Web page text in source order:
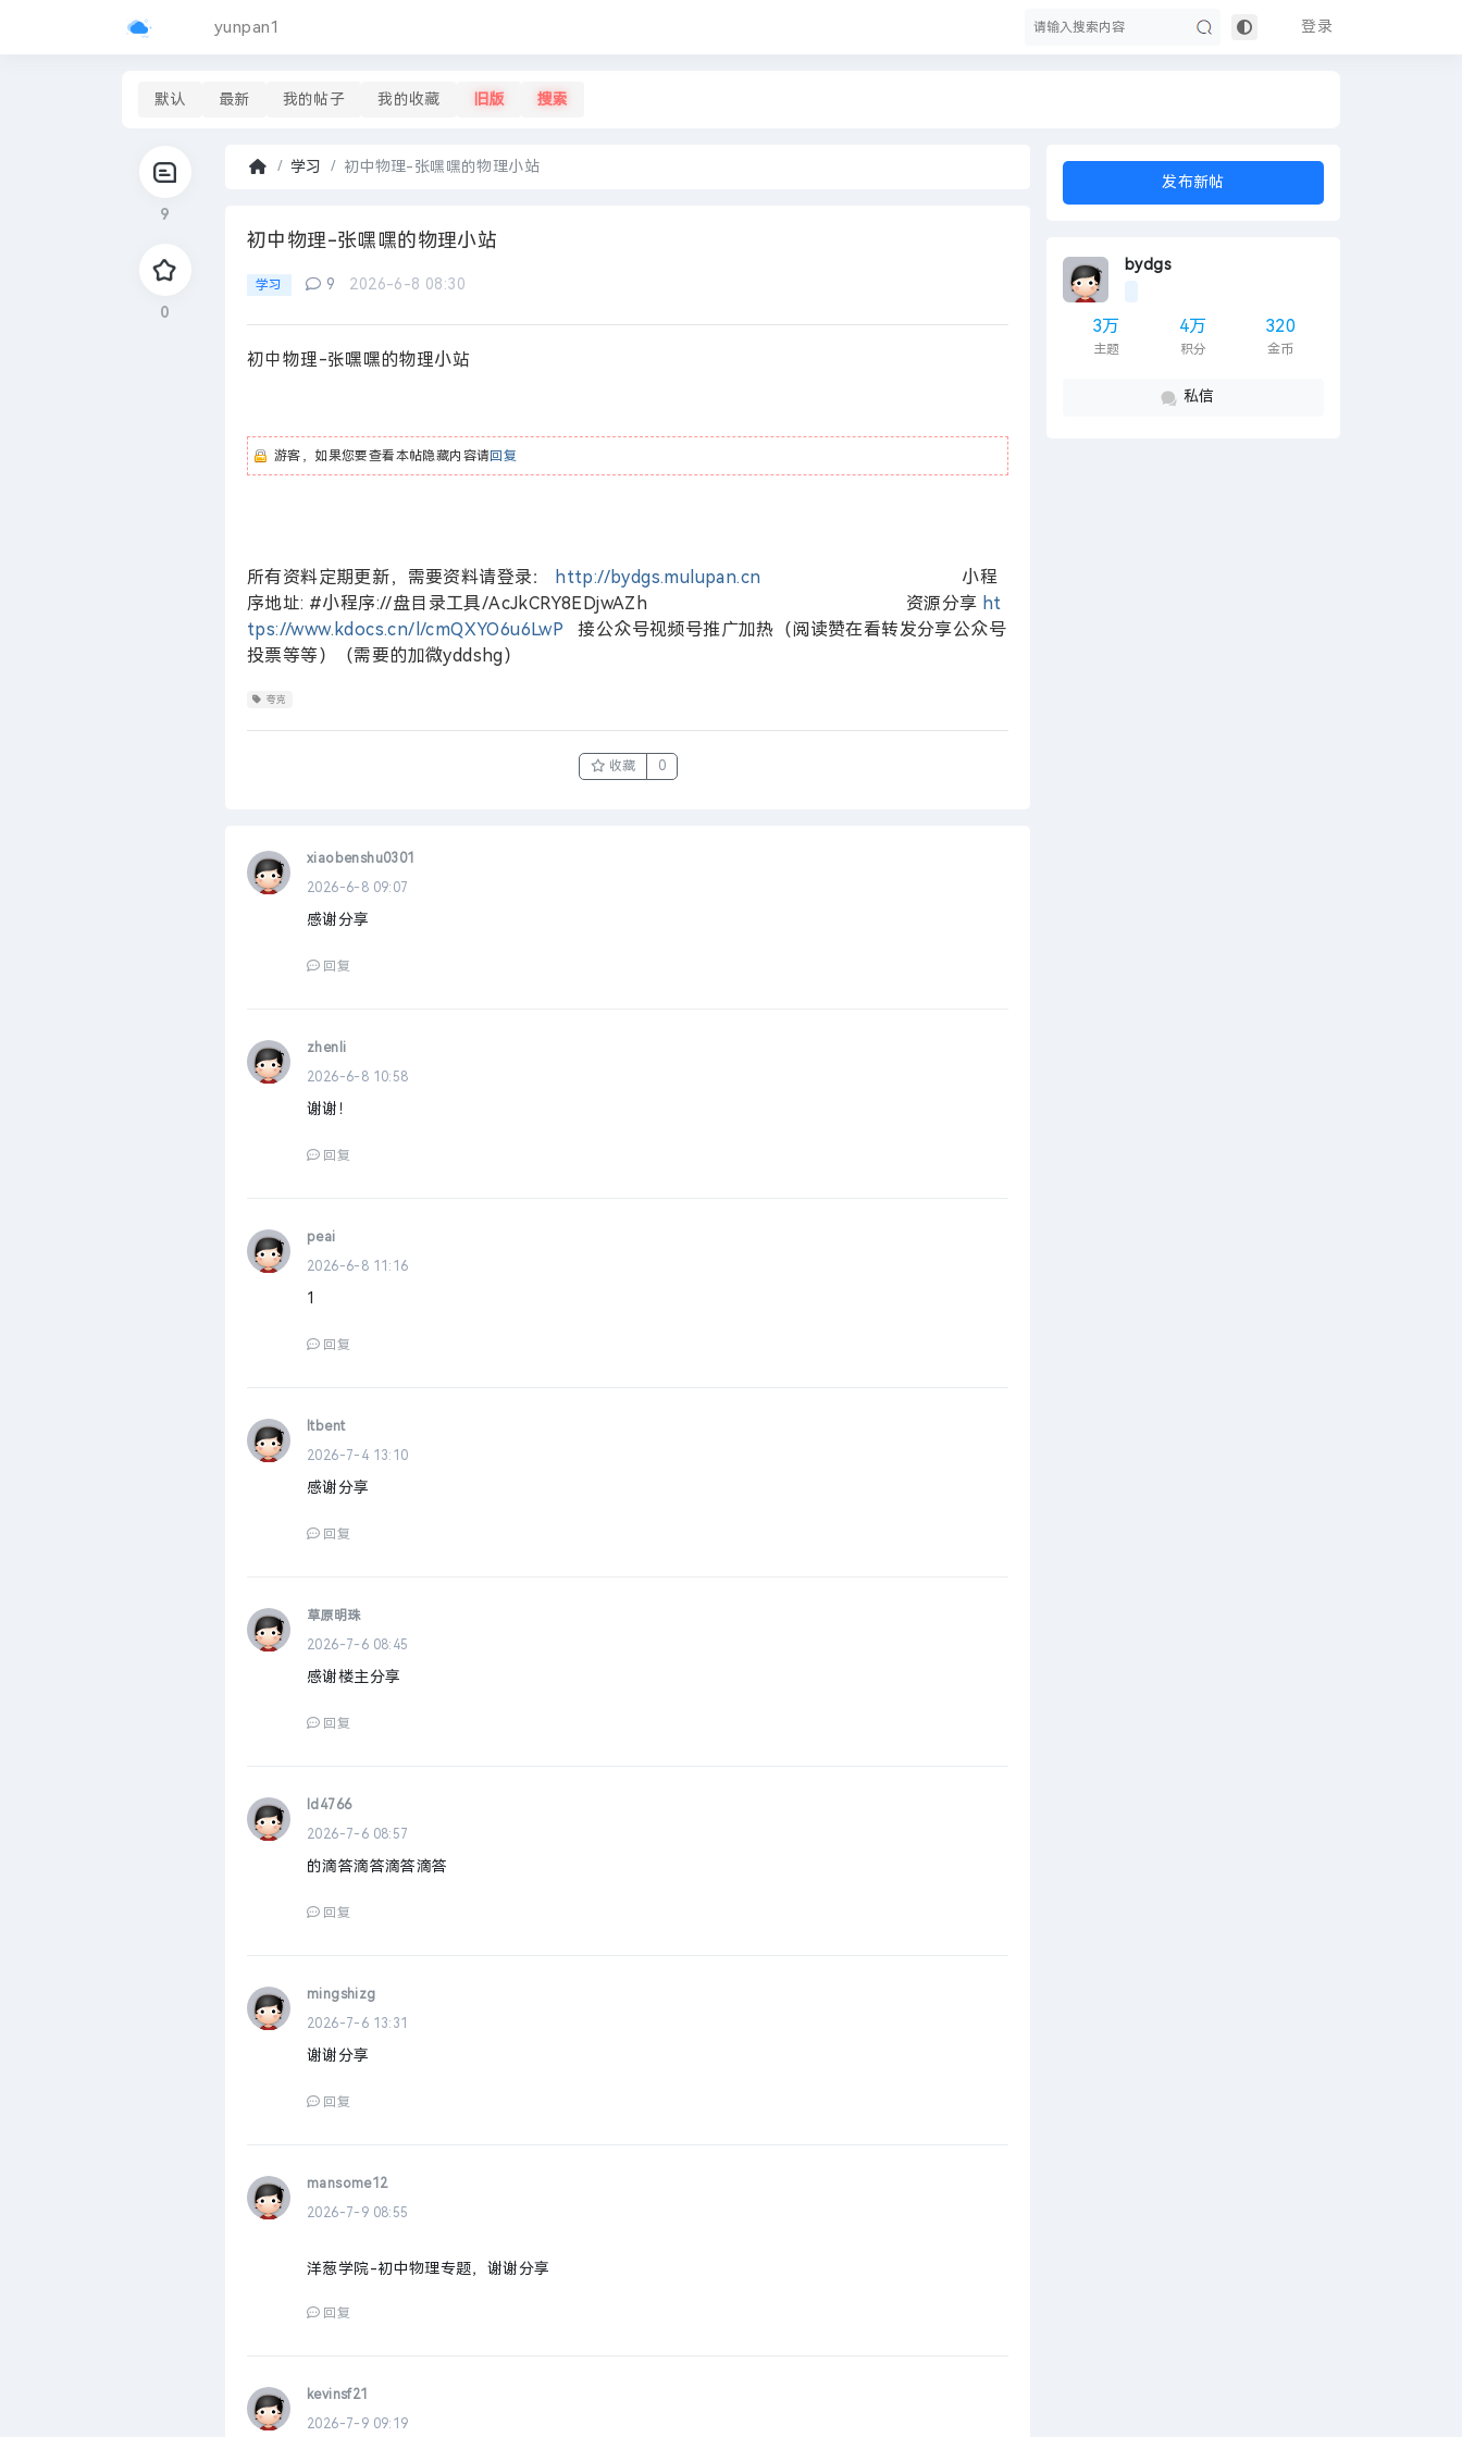
登录
yunpan1
默认 最新 我的帖子 我的收藏 旧版 搜索
9
0
页
学习
›
初中物理-张嘿嘿的物理小站
初中物理-张嘿嘿的物理小站
发布新帖
bydgs
3万
主题
4万
积分
320
金币
私信
学习 9 2026-6-8 08:30
初中物理-张嘿嘿的物理小站
游客，如果您要查看本帖隐藏内容请回复
所有资料定期更新，需要资料请登录： http://bydgs.mulupan.cn 小程
序地址: #小程序://盘目录工具/AcJkCRY8EDjwAZh 资源分享 ht
tps://www.kdocs.cn/l/cmQXYO6u6LwP 接公众号视频号推广加热（阅读赞在看转发分享公众号
投票等等）（需要的加微yddshg）
夸克
收藏 0
xiaobenshu0301
2026-6-8 09:07
感谢分享
回复
zhenli
2026-6-8 10:58
谢谢！
回复
peai
2026-6-8 11:16
1
回复
ltbent
2026-7-4 13:10
感谢分享
回复
草原明珠
2026-7-6 08:45
感谢楼主分享
回复
ld4766
2026-7-6 08:57
的滴答滴答滴答滴答
回复
mingshizg
2026-7-6 13:31
谢谢分享
回复
mansome12
2026-7-9 08:55
洋葱学院-初中物理专题，谢谢分享
回复
kevinsf21
2026-7-9 09:19